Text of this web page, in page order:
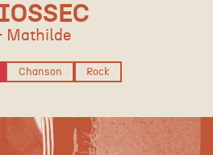
Mathilde
Chanson Rock